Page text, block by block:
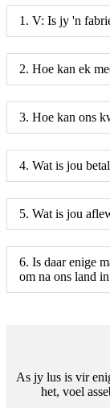
1. V: Is jy 'n
2. Hoe kan ek
3. Hoe kan ons
4. Wat is jou
5. Wat is jou
6. Is daar enige
om na ons land
As jy lus is vir
het, voel